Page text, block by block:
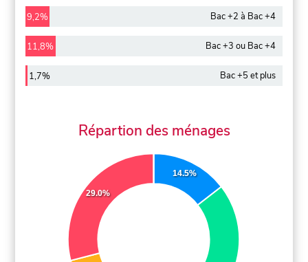
9,2% Bac +2 à Bac +4
11,8% Bac +3 ou Bac +4
1,7% Bac +5 et plus
Répartion des ménages
14.5%
29.0%